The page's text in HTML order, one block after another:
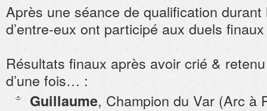
Après une séance de qualification
d’entre-eux ont participé aux duels
Résultats finaux après avoir crié &
d’une fois… :
Guillaume, Champion du Var (Arc à